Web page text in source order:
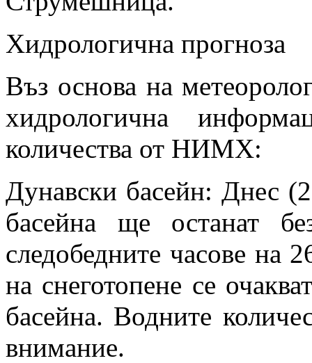
Хидрологична прогноза
Въз основа на
хидрологична
количества от НИМХ:
Дунавски басейн: Днес
басейна ще останат
следобедните часове на
на снеготопене се
басейна. Водните
внимание.